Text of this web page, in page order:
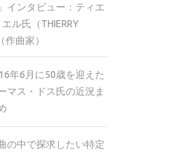
インタビュー：ティエ
ル氏（THIERRY
作曲家）
年6月に50歳を迎えた
マス・ドス氏の近況ま
曲の中で探求したい特定